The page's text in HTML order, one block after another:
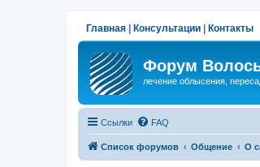
Главная Консультации Контакты
Форум
лечение облысения,
Ссылки FAQ
Список форумов Общение О